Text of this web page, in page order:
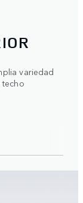
variedad